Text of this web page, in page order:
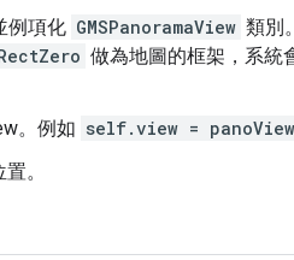
例項化 GMSPanoramaView 類別
做為地圖的框架，系統
。例如 self.view =
。